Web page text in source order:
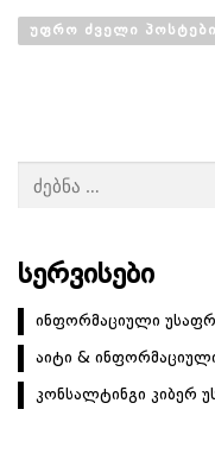
ო
ა
ვ
ი
გ
ᲣᲤᲠᲝ ᲫᲕᲔᲚᲘ ᲞᲝᲡᲢᲔᲑᲘ
ᲡᲔᲠᲕᲘᲡᲔᲑᲘ
ინფორმაციული
აიტი &
კონსალტინგი კიბერ